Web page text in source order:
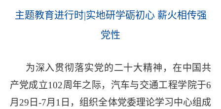
主题教育进行时|实地研学砺初心 薪火相传强
党性
为深入贯彻落实党的二十大精神， 在中国共
产党成立102周年之际，汽车与交通工程学院于6
月29日-7月1日，组织全体党委理论学习中心组成